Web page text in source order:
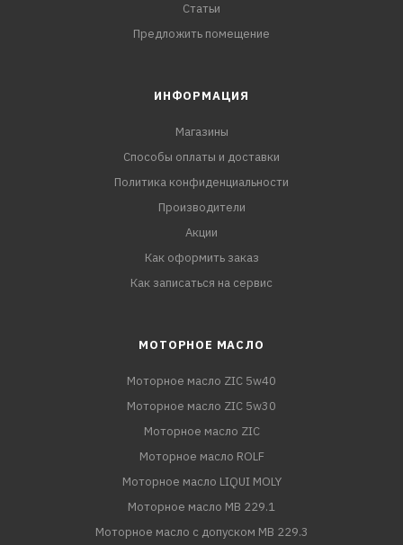
Статьи
Предложить помещение
ИНФОРМАЦИЯ
Магазины
Способы оплаты и доставки
Политика конфиденциальности
Производители
Акции
Как оформить заказ
Как записаться на сервис
МОТОРНОЕ МАСЛО
Моторное масло ZIC 5w40
Моторное масло ZIC 5w30
Моторное масло ZIC
Моторное масло ROLF
Моторное масло LIQUI MOLY
Моторное масло MB 229.1
Моторное масло с допуском MB 229.3